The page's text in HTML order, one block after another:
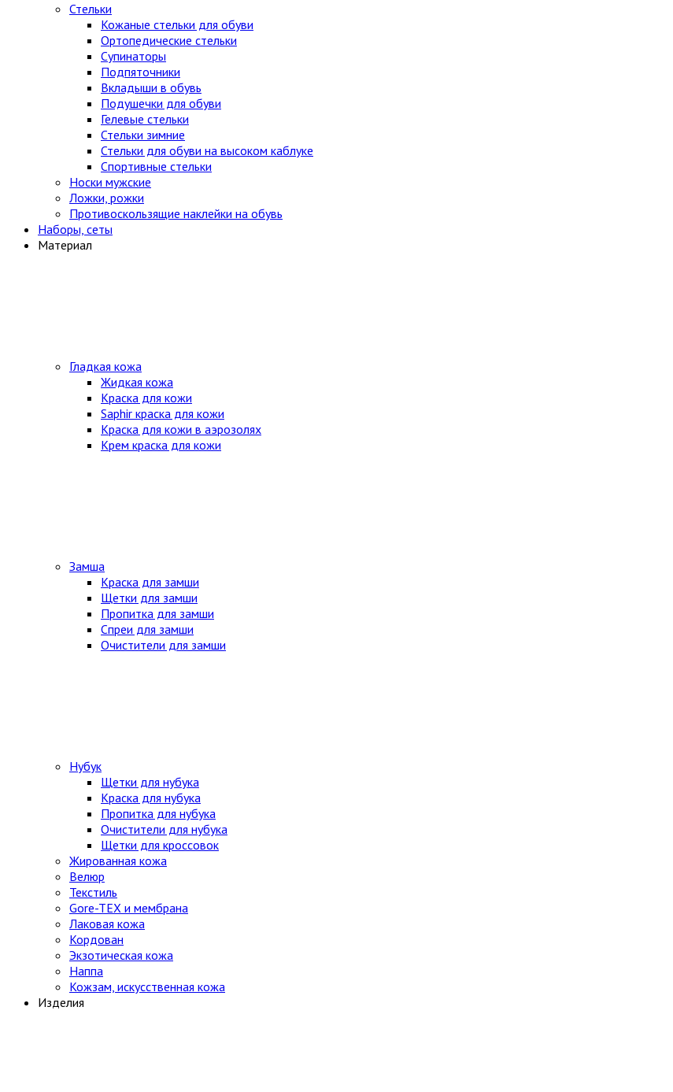
Стельки
Кожаные стельки для обуви
Ортопедические стельки
Супинаторы
Подпяточники
Вкладыши в обувь
Подушечки для обуви
Гелевые стельки
Стельки зимние
Стельки для обуви на высоком каблуке
Спортивные стельки
Носки мужские
Ложки, рожки
Противоскользящие наклейки на обувь
Наборы, сеты
Материал
Гладкая кожа
Жидкая кожа
Краска для кожи
Saphir краска для кожи
Краска для кожи в аэрозолях
Крем краска для кожи
Замша
Краска для замши
Щетки для замши
Пропитка для замши
Спреи для замши
Очистители для замши
Нубук
Щетки для нубука
Краска для нубука
Пропитка для нубука
Очистители для нубука
Щетки для кроссовок
Жированная кожа
Велюр
Текстиль
Gore-TEX и мембрана
Лаковая кожа
Кордован
Экзотическая кожа
Наппа
Кожзам, искусственная кожа
Изделия